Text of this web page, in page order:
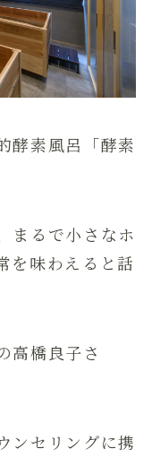
酵素風呂「酵素
まるで小さなホ
を味わえると話
高橋良子さ
ンセリングに携